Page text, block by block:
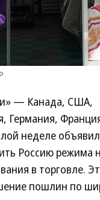
— Канада, США,
Германия,
неделе
Россию режима
в торговле.
пошлин по